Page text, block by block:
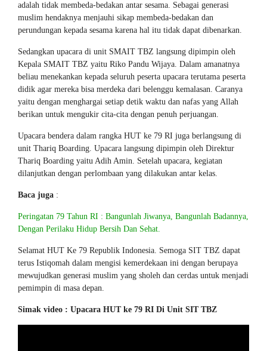
adalah tidak membeda-bedakan antar sesama. Sebagai generasi
muslim hendaknya menjauhi sikap membeda-bedakan dan
perundungan kepada sesama karena hal itu tidak dapat dibenarkan.
Sedangkan upacara di unit SMAIT TBZ langsung dipimpin oleh
Kepala SMAIT TBZ yaitu Riko Pandu Wijaya. Dalam amanatnya
beliau menekankan kepada seluruh peserta upacara terutama peserta
didik agar mereka bisa merdeka dari belenggu kemalasan. Caranya
yaitu dengan menghargai setiap detik waktu dan nafas yang Allah
berikan untuk mengukir cita-cita dengan penuh perjuangan.
Upacara bendera dalam rangka HUT ke 79 RI juga berlangsung di
unit Thariq Boarding. Upacara langsung dipimpin oleh Direktur
Thariq Boarding yaitu Adih Amin. Setelah upacara, kegiatan
dilanjutkan dengan perlombaan yang dilakukan antar kelas.
Baca juga :
Peringatan 79 Tahun RI : Bangunlah Jiwanya, Bangunlah Badannya,
Dengan Perilaku Hidup Bersih Dan Sehat.
Selamat HUT Ke 79 Republik Indonesia. Semoga SIT TBZ dapat
terus Istiqomah dalam mengisi kemerdekaan ini dengan berupaya
mewujudkan generasi muslim yang sholeh dan cerdas untuk menjadi
pemimpin di masa depan.
Simak video : Upacara HUT ke 79 RI Di Unit SIT TBZ